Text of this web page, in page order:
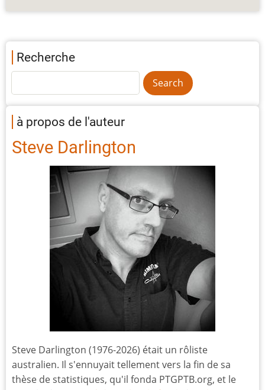
Recherche
à propos de l'auteur
Steve Darlington
Steve Darlington (1976-2026) était un rôliste
australien. Il s'ennuyait tellement vers la fin de sa
thèse de statistiques, qu'il fonda PTGPTB.org, et le